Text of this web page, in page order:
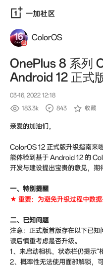
ColorOS
OnePlus 8 系列
Android 12 正式
03-16, 2022 12:18
183.3k
843 收藏
亲爱的加油们，
ColorOS 12 正式版升级指南来
能体验到基于 Android 12 的
开发与建设提出宝贵的意见，期
一、特别提醒
★ 重要：为避免升级过程中数据
二、已知问题
注意：正式版首版存在以下已
读后慎重考虑是否升级。
1、未启动相机，状态栏仍提示“
2、概率性无法使用面部解锁，